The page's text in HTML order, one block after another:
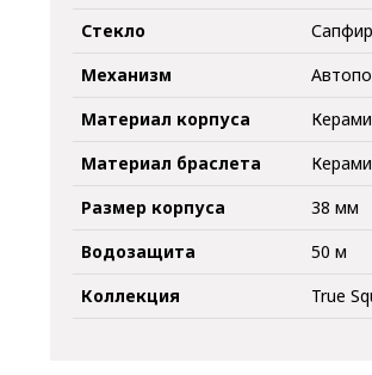
Стекло
Механизм
Материал корпуса
Материал браслета
Размер корпуса
38 мм
Водозащита
50 м
Коллекция
True